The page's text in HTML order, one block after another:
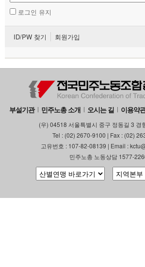
로그인 유지
ID/PW 찾기 회원가입
부설기관 민주노총 소개 오시는 길 이용약
(우) 04518 서울특별시 중구 정동길 3 경
Tel : (02) 2670-9100 | Fax : (02)
고유번호 : 107-82-08139 | Email :
민주노총 노동상담 1577-
- 전국 노동상담소 안내
자료
부설기관